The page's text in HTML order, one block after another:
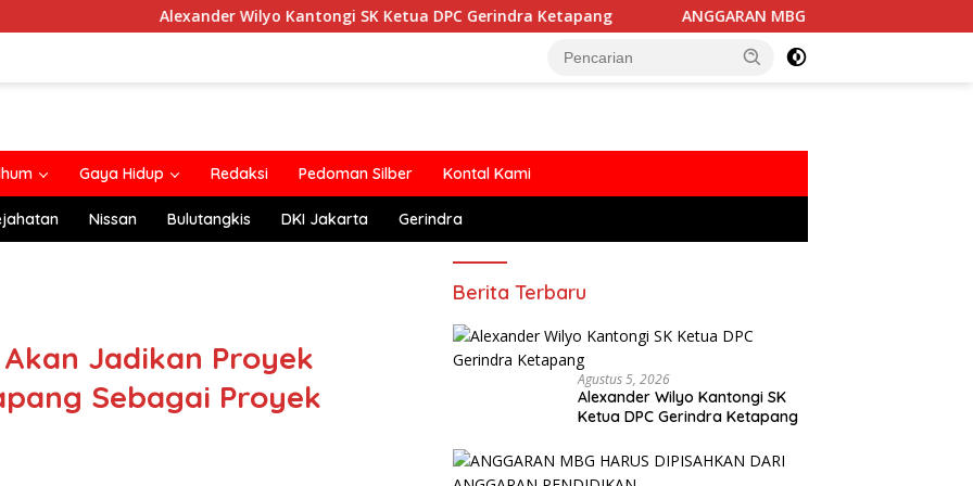
Alexander Wilyo Kantongi SK Ketua DPC Gerindra Ketapang ANGGARAN MBG HARUS DIPISAHKAN DARI
Gaya Hidup Redaksi Pedoman Silber Kontal Kami
Nissan Bulutangkis DKI Jakarta Gerindra
Jadikan Proyek
Sebagai Proyek
Berita Terbaru
Agustus 5, 2026
Alexander Wilyo Kantongi SK
Ketua DPC Gerindra Ketapang